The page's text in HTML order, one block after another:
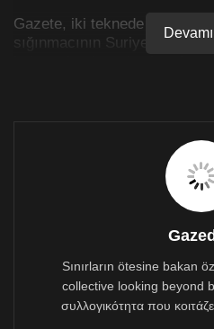
Gazete, iki teknede bulunan
sığınmacının Suriye’den
üçüncü teknede ise yaklaşık
bulunduğunun tahmin
konusu teknelerin de
Öte yandan gazete bir diğer
Göç İdaresi Müsteşarlığı
çalışmaların devam ettiğini
Söz konusu müsteşarlığa
Sınırların ötesine bakan
collective looking beyond
συλλογικότητα που